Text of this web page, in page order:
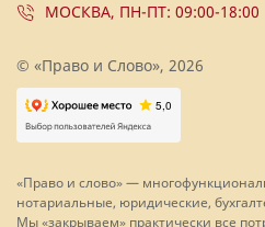
МОСКВА, ПН-ПТ: 09:00-18:00
© «Право и Слово», 2026
«Право и слово» —
нотариальные, юридические,
Мы «закрываем» практически все